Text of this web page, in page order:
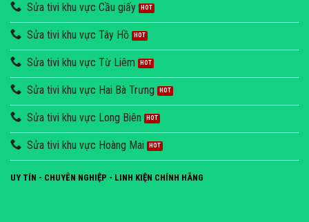
Sửa tivi khu vực Cầu giấy
Sửa tivi khu vực Tây Hồ
Sửa tivi khu vực Từ Liêm
Sửa tivi khu vực Hai Bà Trưng
Sửa tivi khu vực Long Biên
Sửa tivi khu vực Hoàng Mai
UY TÍN - CHUYÊN NGHIỆP - LINH KIỆN CHÍNH HÃNG